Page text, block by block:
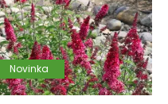
Novinka